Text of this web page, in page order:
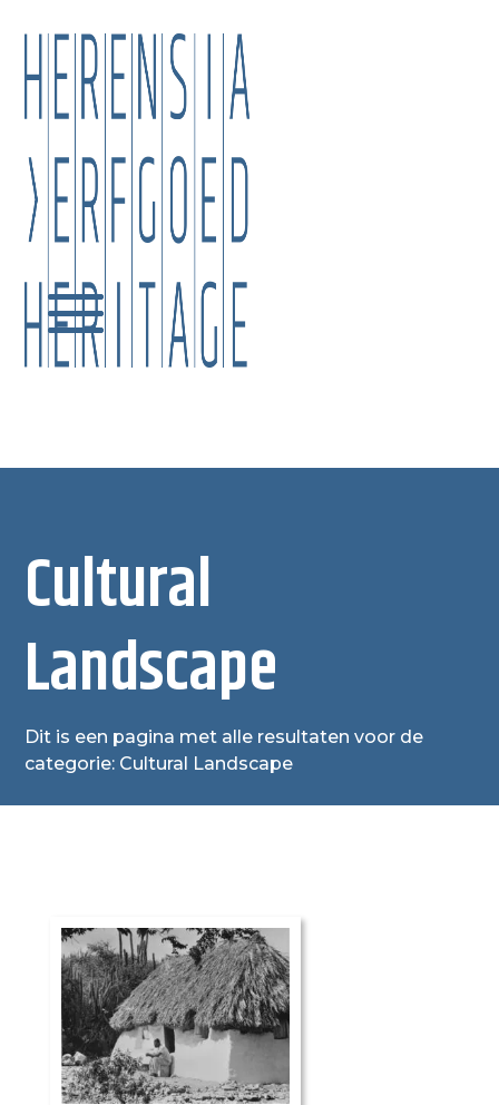
Cultural
Landscape
Dit is een pagina met alle resultaten voor de
categorie: Cultural Landscape